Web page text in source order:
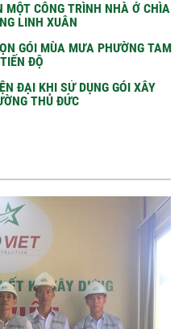
MỘT CÔNG TRÌNH NHÀ Ở CHÌA
LINH XUÂN
GÓI MÙA MƯA PHƯỜNG TAM
ĐỘ
ĐẠI KHI SỬ DỤNG GÓI XÂY
THỦ ĐỨC